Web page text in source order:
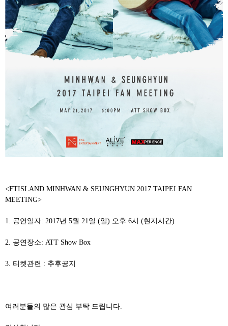
<FTISLAND MINHWAN & SEUNGHYUN 2017 TAIPEI FAN
MEETING>
1. 공연일자: 2017년 5월 21일 (일) 오후 6시 (현지시간)
2. 공연장소: ATT Show Box
3. 티켓관련 : 추후공지
여러분들의 많은 관심 부탁 드립니다.